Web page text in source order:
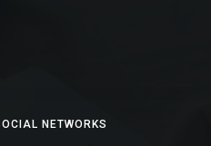
NETWORKS